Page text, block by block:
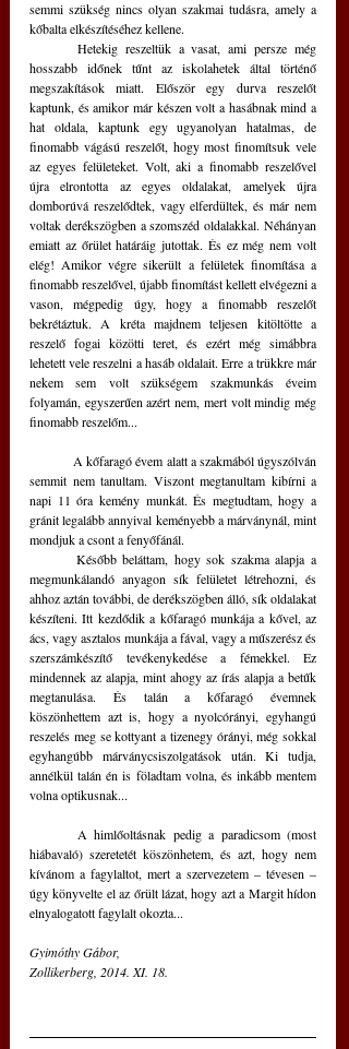
semmi szükség nincs olyan szakmai tudásra, amely a
kőbalta elkészítéséhez kellene.
hosszabb időnek tűnt az iskolahetek által történő
megszakítások miatt. Először egy durva reszelőt
kaptunk, és amikor már készen volt a hasábnak mind a
hat oldala, kaptunk egy ugyanolyan hatalmas, de
finomabb vágású reszelőt, hogy most finomítsuk vele
az egyes felületeket. Volt, aki a finomabb reszelővel
újra elrontotta az egyes oldalakat, amelyek újra
domborúvá reszelődtek, vagy elferdültek, és már nem
voltak derékszögben a szomszéd oldalakkal. Néhányan
emiatt az őrület határáig jutottak. És ez még nem volt
elég! Amikor végre sikerült a felületek finomítása a
finomabb reszelővel, újabb finomítást kellett elvégezni a
vason, mégpedig úgy, hogy a finomabb reszelőt
bekrétáztuk. A kréta majdnem teljesen kitöltötte a
reszelő fogai közötti teret, és ezért még simábbra
lehetett vele reszelni a hasáb oldalait. Erre a trükkre már
nekem sem volt szükségem szakmunkás éveim
folyamán, egyszerűen azért nem, mert volt mindig még
finomabb reszelőm...
semmit nem tanultam. Viszont megtanultam kibírni a
napi 11 óra kemény munkát. És megtudtam, hogy a
gránit legalább annyival keményebb a márványnál, mint
mondjuk a csont a fenyőfánál.
megmunkálandó anyagon sík felületet létrehozni, és
ahhoz aztán további, de derékszögben álló, sík oldalakat
készíteni. Itt kezdődik a kőfaragó munkája a kővel, az
ács, vagy asztalos munkája a fával, vagy a műszerész és
szerszámkészítő tevékenykedése a fémekkel. Ez
mindennek az alapja, mint ahogy az írás alapja a betűk
megtanulása. És talán a kőfaragó évemnek
köszönhettem azt is, hogy a nyolcórányi, egyhangú
reszelés meg se kottyant a tizenegy órányi, még sokkal
egyhangúbb márványcsiszolgatások után. Ki tudja,
annélkül talán én is föladtam volna, és inkább mentem
volna optikusnak...
hiábavaló) szeretetét köszönhetem, és azt, hogy nem
kívánom a fagylaltot, mert a szervezetem – tévesen –
úgy könyvelte el az őrült lázat, hogy azt a Margit hídon
elnyalogatott fagylalt okozta...
Gyimóthy Gábor,
Zollikerberg, 2014. XI. 18.